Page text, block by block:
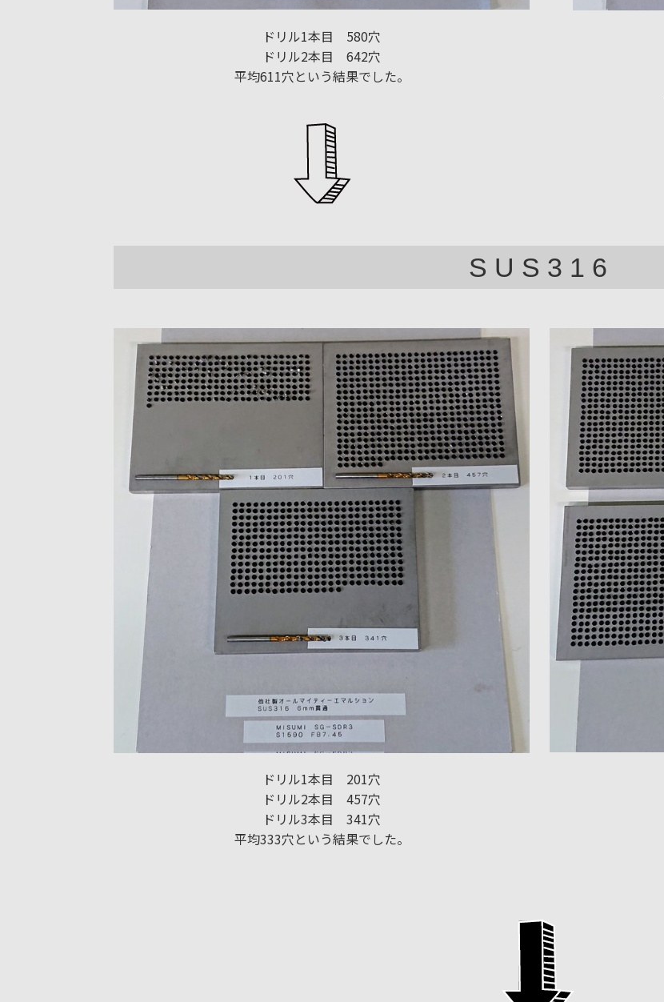
ドリル1本目 580穴
ドリル2本目 642穴
平均611穴という結果でした。
S U S 3 1 6
ドリル1本目 201穴
ドリル2本目 457穴
ドリル3本目 341穴
平均333穴という結果でした。